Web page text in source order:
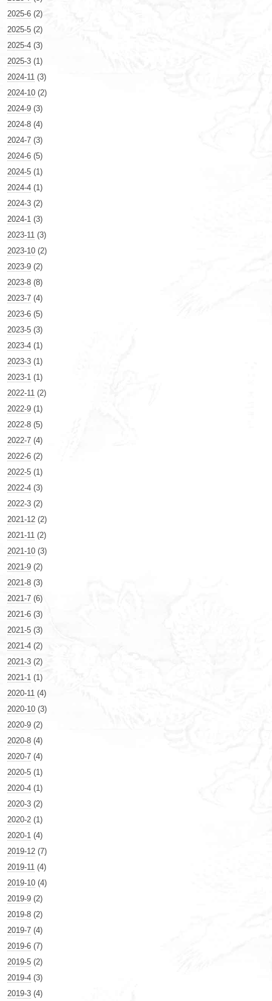
2025-6 (2)
2025-5 (2)
2025-4 (3)
2025-3 (1)
2024-11 (3)
2024-10 (2)
2024-9 (3)
2024-8 (4)
2024-7 (3)
2024-6 (5)
2024-5 (1)
2024-4 (1)
2024-3 (2)
2024-1 (3)
2023-11 (3)
2023-10 (2)
2023-9 (2)
2023-8 (8)
2023-7 (4)
2023-6 (5)
2023-5 (3)
2023-4 (1)
2023-3 (1)
2023-1 (1)
2022-11 (2)
2022-9 (1)
2022-8 (5)
2022-7 (4)
2022-6 (2)
2022-5 (1)
2022-4 (3)
2022-3 (2)
2021-12 (2)
2021-11 (2)
2021-10 (3)
2021-9 (2)
2021-8 (3)
2021-7 (6)
2021-6 (3)
2021-5 (3)
2021-4 (2)
2021-3 (2)
2021-1 (1)
2020-11 (4)
2020-10 (3)
2020-9 (2)
2020-8 (4)
2020-7 (4)
2020-5 (1)
2020-4 (1)
2020-3 (2)
2020-2 (1)
2020-1 (4)
2019-12 (7)
2019-11 (4)
2019-10 (4)
2019-9 (2)
2019-8 (2)
2019-7 (4)
2019-6 (7)
2019-5 (2)
2019-4 (3)
2019-3 (4)